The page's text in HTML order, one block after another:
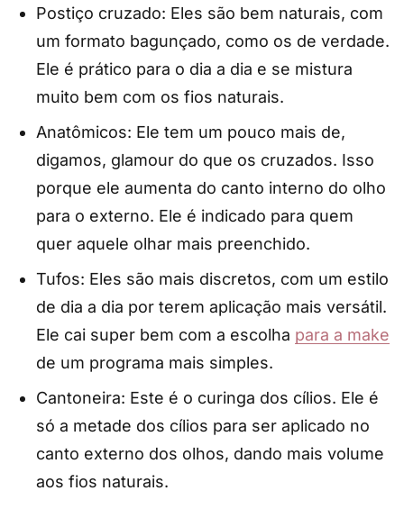
Postiço cruzado: Eles são bem naturais, com
um formato bagunçado, como os de verdade.
Ele é prático para o dia a dia e se mistura
muito bem com os fios naturais.
Anatômicos: Ele tem um pouco mais de,
digamos, glamour do que os cruzados. Isso
porque ele aumenta do canto interno do olho
para o externo. Ele é indicado para quem
quer aquele olhar mais preenchido.
Tufos: Eles são mais discretos, com um estilo
de dia a dia por terem aplicação mais versátil.
Ele cai super bem com a escolha para a make
de um programa mais simples.
Cantoneira: Este é o curinga dos cílios. Ele é
só a metade dos cílios para ser aplicado no
canto externo dos olhos, dando mais volume
aos fios naturais.